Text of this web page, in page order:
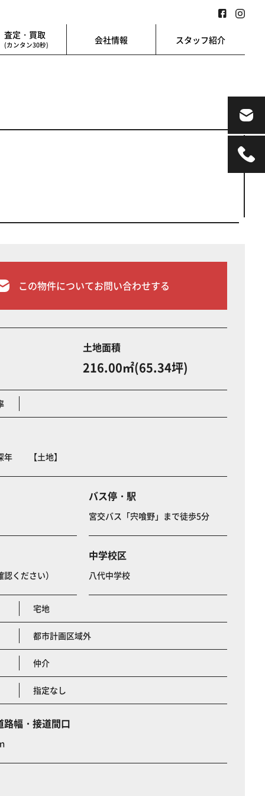
査定・買取
(カンタン30秒) 会社情報 スタッフ紹介
この物件についてお問い合わせする
土地面積
216.00㎡(65.34坪)
年 【土地】
バス停・駅
宮交バス「宍喰野」まで徒歩5分
ください）
中学校区
八代中学校
宅地
都市計画区域外
仲介
指定なし
路幅・接道間口